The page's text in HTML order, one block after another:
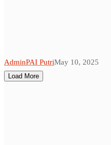
AdminPAI PutriMay 10, 2025
Load More